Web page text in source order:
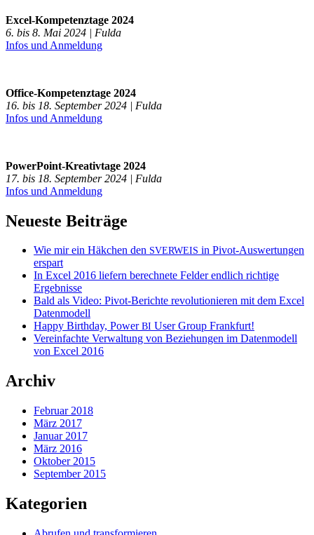
Excel-Kompetenztage 2024
6. bis 8. Mai 2024 | Fulda
Infos und Anmeldung
Office-Kompetenztage 2024
16. bis 18. September 2024 | Fulda
Infos und Anmeldung
PowerPoint-Kreativtage 2024
17. bis 18. September 2024 | Fulda
Infos und Anmeldung
Neueste Beiträge
Wie mir ein Häkchen den SVERWEIS in Pivot-Auswertungen
erspart
In Excel 2016 liefern berechnete Felder endlich richtige
Ergebnisse
Bald als Video: Pivot-Berichte revolutionieren mit dem Excel
Datenmodell
Happy Birthday, PowerBI User Group Frankfurt!
Vereinfachte Verwaltung von Beziehungen im Datenmodell
von Excel 2016
Archiv
Februar 2018
März 2017
Januar 2017
März 2016
Oktober 2015
September 2015
Kategorien